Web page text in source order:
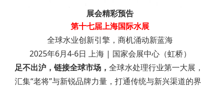
展会精彩预告
第十七届上海国际水展
全球水业创新引擎，商机涌动新蓝海
2025年6月4-6日 上海 | 国家会展中心（虹桥）
足不出沪，链接全球市场， 全球水处理行业第一大展，
汇集“老将”与新锐品牌力量， 打通传统与新兴渠道的界